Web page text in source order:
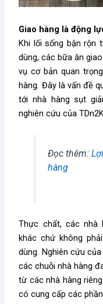
Giao hàng là động
Khi lối sống bận rộn
dùng, các bữa ăn
vụ cơ bản quan
hàng. Đây là vấn đề
tới nhà hàng sụt
nghiên cứu của
Đọc thêm:
hàng
Thực chất, các nhà
khác chứ không
dùng. Nghiên cứu
các chuỗi nhà hàng
từ các nhà hàng
có cung cấp các